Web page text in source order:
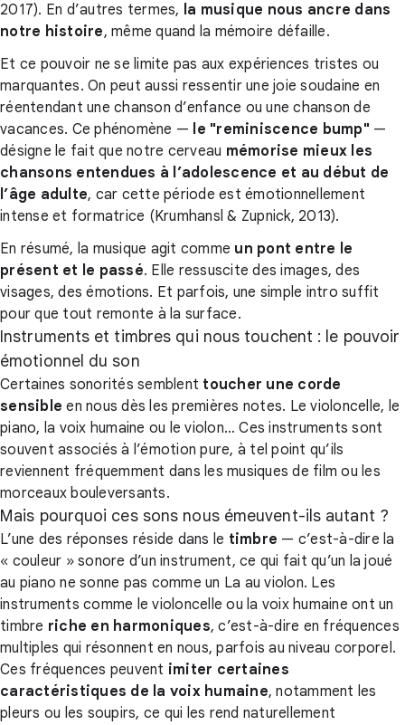
2017). En d’autres termes, la musique nous ancre dans
notre histoire, même quand la mémoire défaille.
Et ce pouvoir ne se limite pas aux expériences tristes ou
marquantes. On peut aussi ressentir une joie soudaine en
réentendant une chanson d’enfance ou une chanson de
vacances. Ce phénomène — le "reminiscence bump" —
désigne le fait que notre cerveau mémorise mieux les
chansons entendues à l’adolescence et au début de
l’âge adulte, car cette période est émotionnellement
intense et formatrice (Krumhansl & Zupnick, 2013).
En résumé, la musique agit comme un pont entre le
présent et le passé. Elle ressuscite des images, des
visages, des émotions. Et parfois, une simple intro suffit
pour que tout remonte à la surface.
Instruments et timbres qui nous touchent : le pouvoir
émotionnel du son
Certaines sonorités semblent toucher une corde
sensible en nous dès les premières notes. Le violoncelle, le
piano, la voix humaine ou le violon… Ces instruments sont
souvent associés à l’émotion pure, à tel point qu’ils
reviennent fréquemment dans les musiques de film ou les
morceaux bouleversants.
Mais pourquoi ces sons nous émeuvent-ils autant ?
L’une des réponses réside dans le timbre — c’est-à-dire la
« couleur » sonore d’un instrument, ce qui fait qu’un la joué
au piano ne sonne pas comme un La au violon. Les
instruments comme le violoncelle ou la voix humaine ont un
timbre riche en harmoniques, c’est-à-dire en fréquences
multiples qui résonnent en nous, parfois au niveau corporel.
Ces fréquences peuvent imiter certaines
caractéristiques de la voix humaine, notamment les
pleurs ou les soupirs, ce qui les rend naturellement